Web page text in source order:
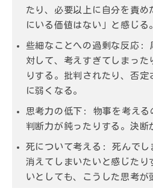
たり、必要以上に自分を責め
にいる価値はない」と感じる
些細なことへの過剰な反応:
対して、考えすぎてしまった
りする。批判されたり、否
に弱くなる。
思考力の低下:
物事を考える
判断力が鈍ったりする。決断
死について考える:
死んでし
消えてしまいたいと感じたり
いとしても、こうした思考が